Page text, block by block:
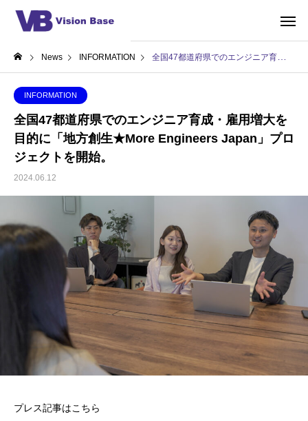
News INFORMATION 全国47都道府県でのエンジニア育成・雇用増大を目的に「地方創生★More Engineers Japan」プロジェクトを開始。
INFORMATION
全国47都道府県でのエンジニア育成・雇用増大を
目的に「地方創生★More Engineers Japan」プロ
ジェクトを開始。
2024.06.12
プレス記事はこちら